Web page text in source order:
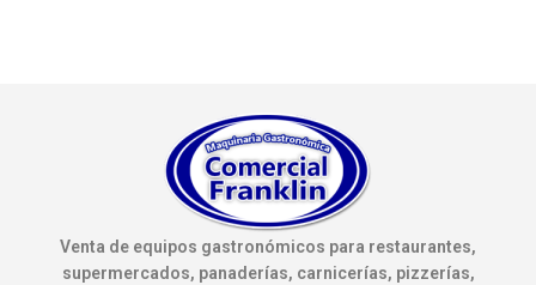
Venta de equipos gastronómicos para restaurantes,
supermercados, panaderías, carnicerías, pizzerías,